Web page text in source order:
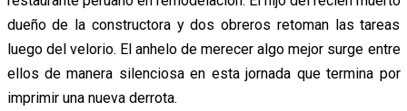
dueño de la constructora y dos obreros retoman las tareas
luego del velorio. El anhelo de merecer algo mejor surge entre
ellos de manera silenciosa en esta jornada que termina por
imprimir una nueva derrota.